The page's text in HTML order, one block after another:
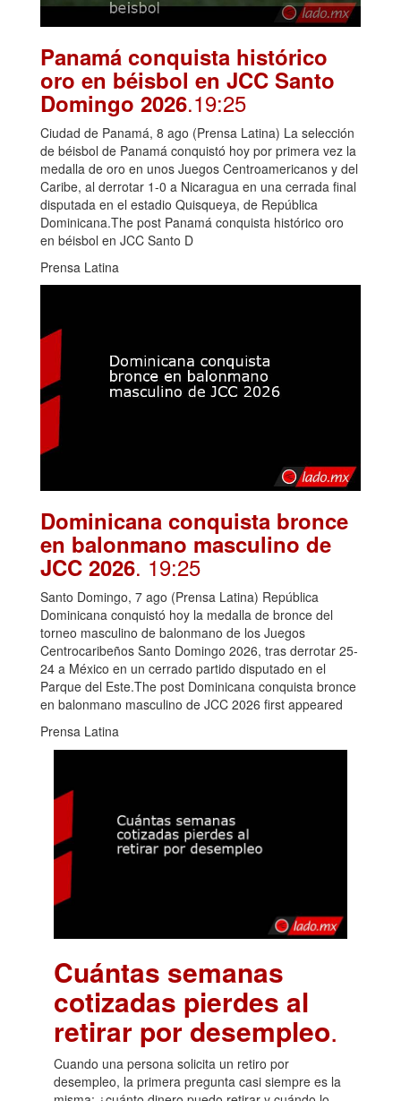
Panamá conquista histórico
oro en béisbol en JCC Santo
Domingo 2026.19:25
Ciudad de Panamá, 8 ago (Prensa Latina) La selección
de béisbol de Panamá conquistó hoy por primera vez la
medalla de oro en unos Juegos Centroamericanos y del
Caribe, al derrotar 1-0 a Nicaragua en una cerrada final
disputada en el estadio Quisqueya, de República
Dominicana.The post Panamá conquista histórico oro
en béisbol en JCC Santo D
Prensa Latina
Dominicana conquista bronce
en balonmano masculino de
JCC 2026. 19:25
Santo Domingo, 7 ago (Prensa Latina) República
Dominicana conquistó hoy la medalla de bronce del
torneo masculino de balonmano de los Juegos
Centrocaribeños Santo Domingo 2026, tras derrotar 25-
24 a México en un cerrado partido disputado en el
Parque del Este.The post Dominicana conquista bronce
en balonmano masculino de JCC 2026 first appeared
Prensa Latina
Cuántas semanas
cotizadas pierdes al
retirar por desempleo.
Cuando una persona solicita un retiro por
desempleo, la primera pregunta casi siempre es la